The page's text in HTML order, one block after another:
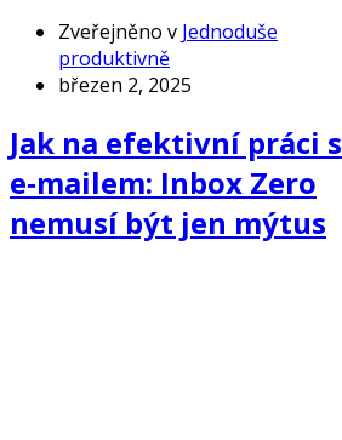
Zveřejněno v Jednoduše
produktivně
březen 2, 2025
Jak na efektivní práci s
e‑mailem: Inbox Zero
nemusí být jen mýtus